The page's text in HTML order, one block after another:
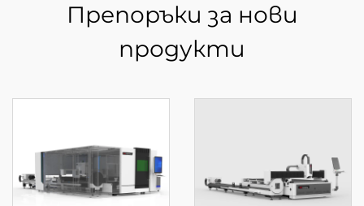
Препоръки за нови
продукти